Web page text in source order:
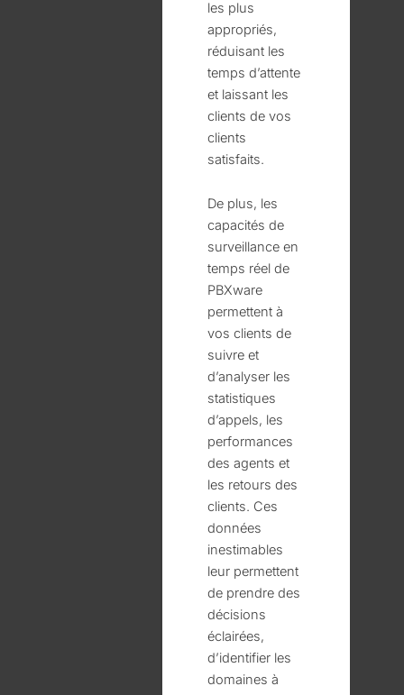
les plus
appropriés,
réduisant les
temps d’attente
et laissant les
clients de vos
clients
satisfaits.
De plus, les
capacités de
surveillance en
temps réel de
PBXware
permettent à
vos clients de
suivre et
d’analyser les
statistiques
d’appels, les
performances
des agents et
les retours des
clients. Ces
données
inestimables
leur permettent
de prendre des
décisions
éclairées,
d’identifier les
domaines à